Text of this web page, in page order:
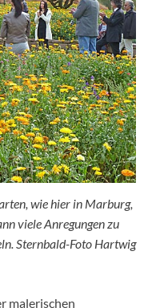
wie hier in Marburg,
viele Anregungen zu
Sternbald-Foto Hartwig
malerischen